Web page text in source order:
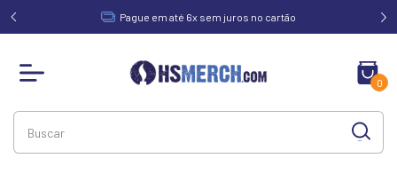
de Pague em até 6x sem juros no cartão
0